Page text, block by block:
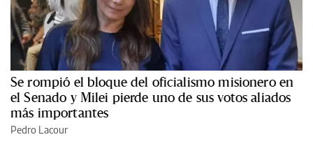
Se rompió el bloque del oficialismo misionero en
el Senado y Milei pierde uno de sus votos aliados
más importantes
Pedro Lacour